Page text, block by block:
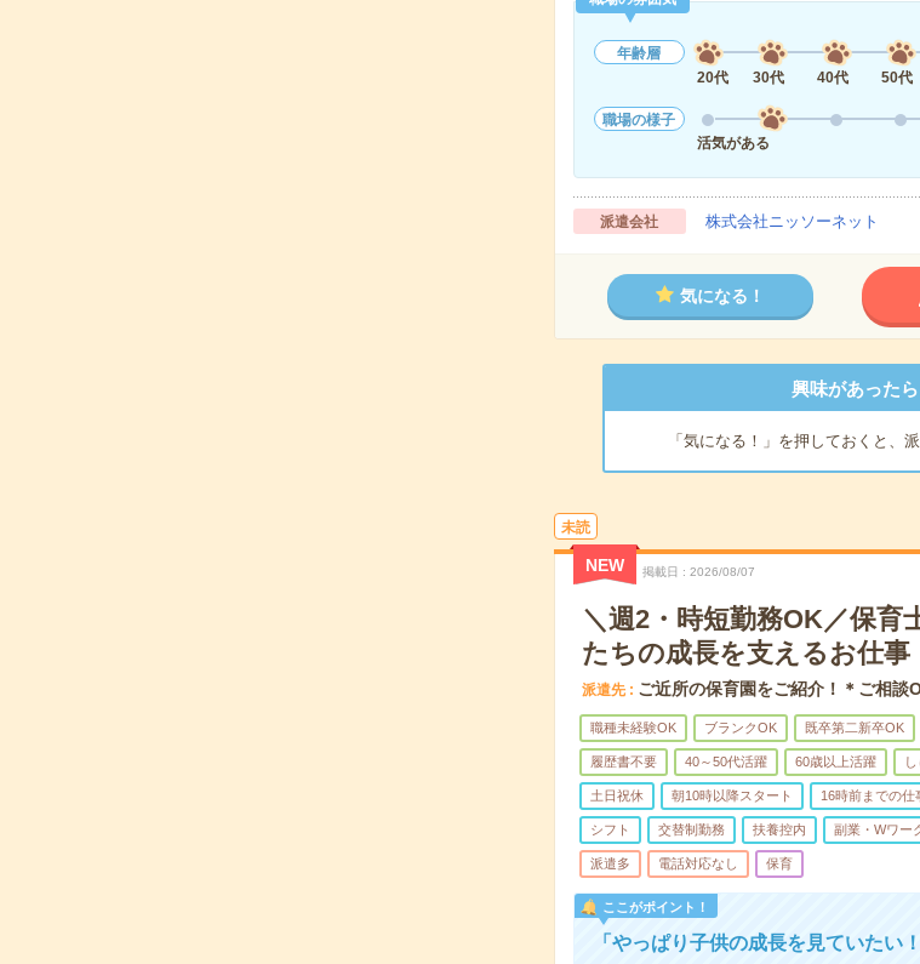
年齢層
20代
30代 40代 50代
職場の様子
活気がある
派遣会社 株式会社ニッソーネット
気になる！
興味があった
「気になる！」を押しておくと、
未読
NEW 掲載日 2026/08/07
＼週2・時短勤務OK／保育
たちの成長を支えるお仕事
派遣先 ご近所の保育園をご紹介！＊ご相談
職種未経験OK ブランクOK 既卒第二新卒OK
履歴書不要 40～50代活躍 60歳以上活躍
土日祝休 朝10時以降スタート 16時前までの仕
シフト 交替制勤務 扶養控内 副業・Wワー
派遣多 電話対応なし 保育
ここがポイント！
「やっぱり子供の成長を見ていたい